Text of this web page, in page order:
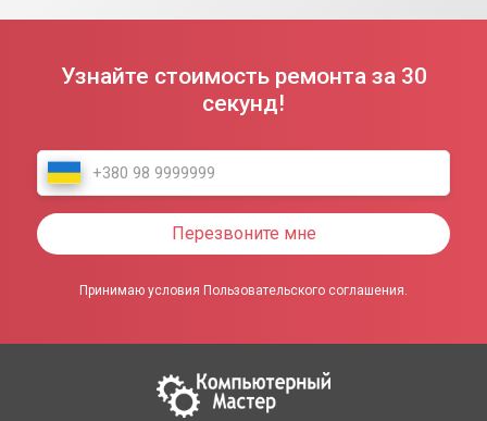
Узнайте стоимость ремонта за 30
секунд!
Перезвоните мне
Принимаю условия Пользовательского соглашения.